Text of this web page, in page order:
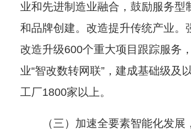
业和先进制造业融合，鼓励服务型
和品牌创建。改造提升传统产业。
改造升级600个重大项目跟踪服务
业“智改数转网联”，建成基础级及
工厂1800家以上。
（三）加速全要素智能化发展